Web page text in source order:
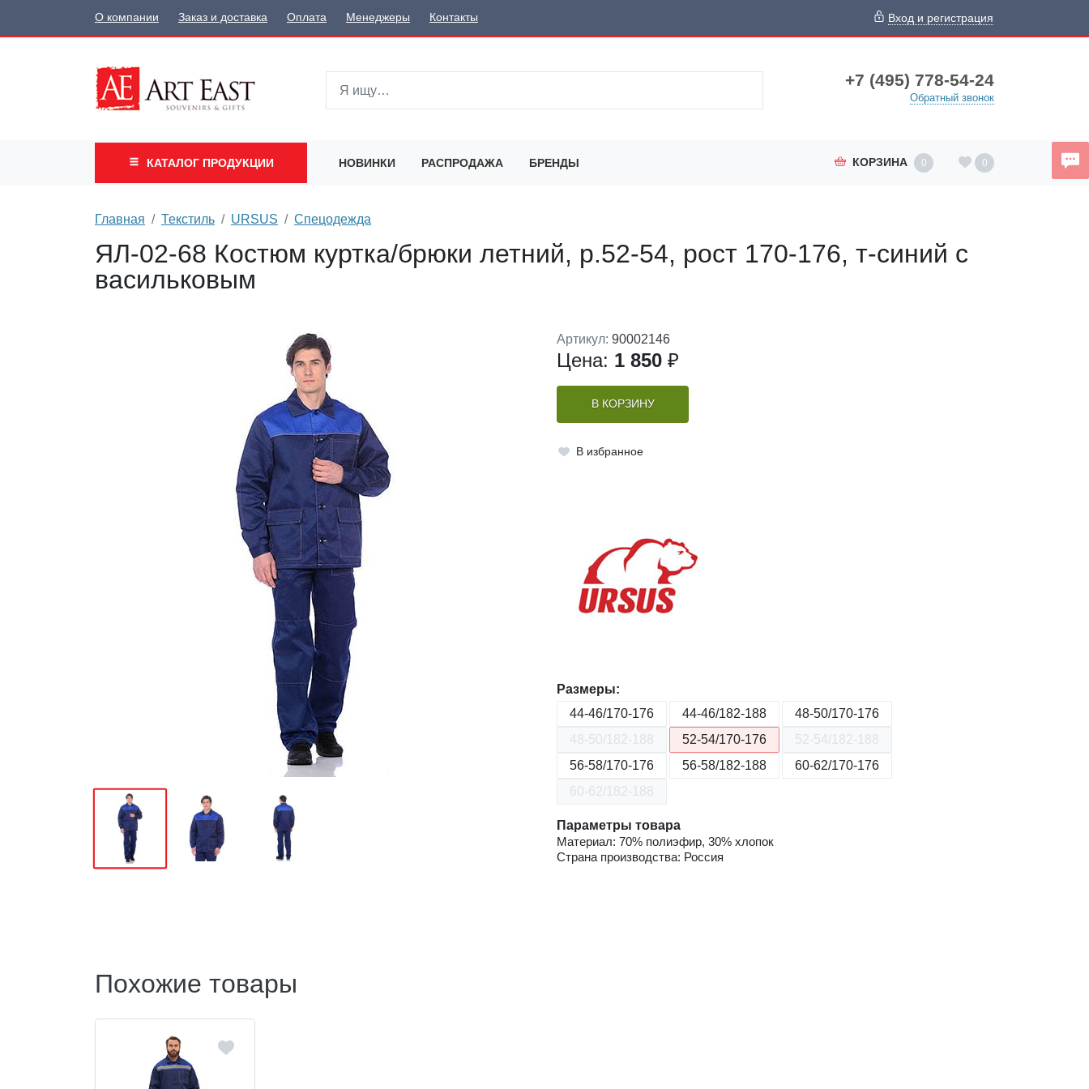
О компании Заказ и доставка Оплата Менеджеры Контакты Вход и регистрация
+7 (495) 778-54-24
Обратный звонок
КАТАЛОГ ПРОДУКЦИИ НОВИНКИ РАСПРОДАЖА БРЕНДЫ КОРЗИНА 0 0
Главная Текстиль URSUS Спецодежда
ЯЛ-02-68 Костюм куртка/брюки летний, р.52-54, рост 170-176, т-синий с
васильковым
Артикул: 90002146
Цена: 1 850 ₽
В КОРЗИНУ
В избранное
Размеры:
44-46/170-176
44-46/182-188
48-50/170-176
48-50/182-188
52-54/170-176
52-54/182-188
56-58/170-176
56-58/182-188
60-62/170-176
60-62/182-188
Параметры товара
Материал: 70% полиэфир, 30% хлопок
Страна производства: Россия
Похожие товары